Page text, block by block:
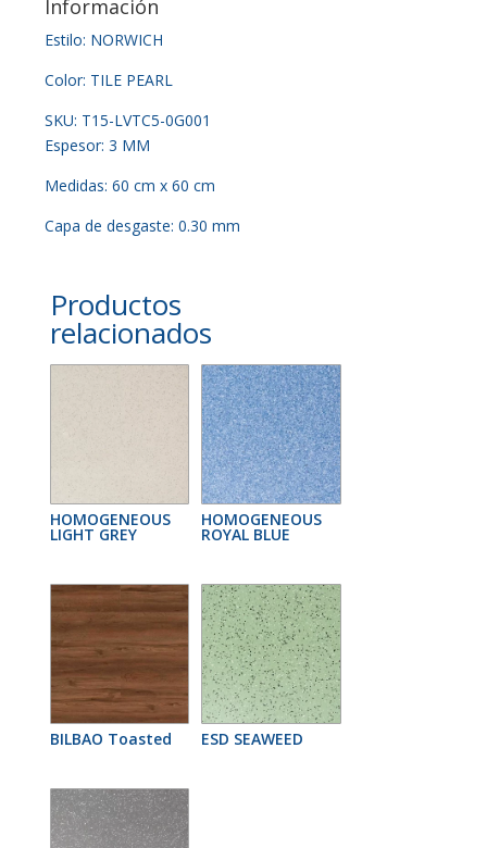
Información
Estilo: NORWICH
Color: TILE PEARL
SKU: T15-LVTC5-0G001
Espesor: 3 MM
Medidas: 60 cm x 60 cm
Capa de desgaste: 0.30 mm
Productos
relacionados
HOMOGENEOUS
LIGHT GREY
HOMOGENEOUS
ROYAL BLUE
BILBAO Toasted ESD SEAWEED